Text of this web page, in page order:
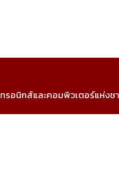
รอนิกส์และคอมพิวเตอร์แห่งช